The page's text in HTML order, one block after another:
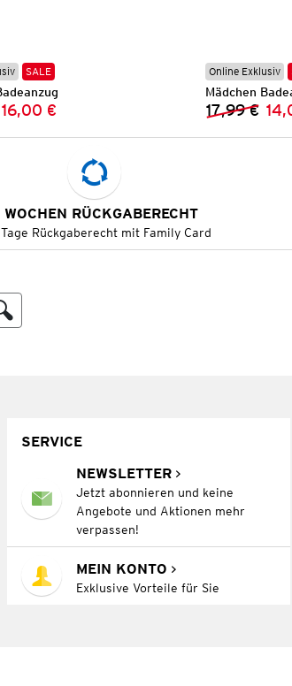
SALE
Preis:
Preis:
16,00 €
Online Exklusiv
Mädchen
17,99 €
RÜCKGABERECHT
Rückgaberecht mit Family Card
SERVICE
NEWSLETTER
Jetzt abonnieren und keine
Angebote und Aktionen mehr
verpassen!
MEIN KONTO
Exklusive Vorteile für Sie